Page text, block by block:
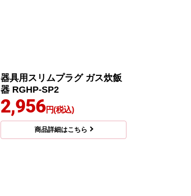
器具用スリムプラグ ガス炊飯
器 RGHP-SP2
2,956円(税込)
商品詳細はこちら